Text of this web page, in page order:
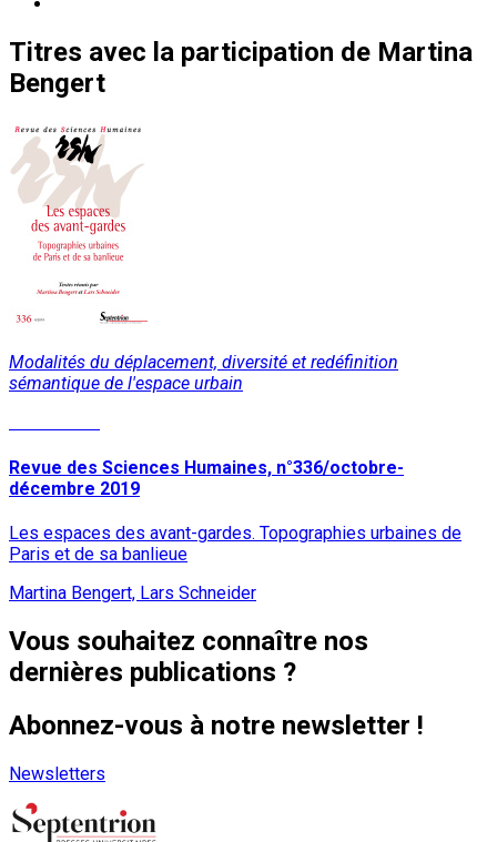
Titres avec la participation de Martina
Bengert
Modalités du déplacement, diversité et redéfinition
sémantique de l'espace urbain
Revue des Sciences Humaines, n°336/octobre-
décembre 2019
Les espaces des avant-gardes. Topographies urbaines de
Paris et de sa banlieue
Martina Bengert, Lars Schneider
Vous souhaitez connaître nos
dernières publications ?
Abonnez-vous à notre newsletter !
Newsletters